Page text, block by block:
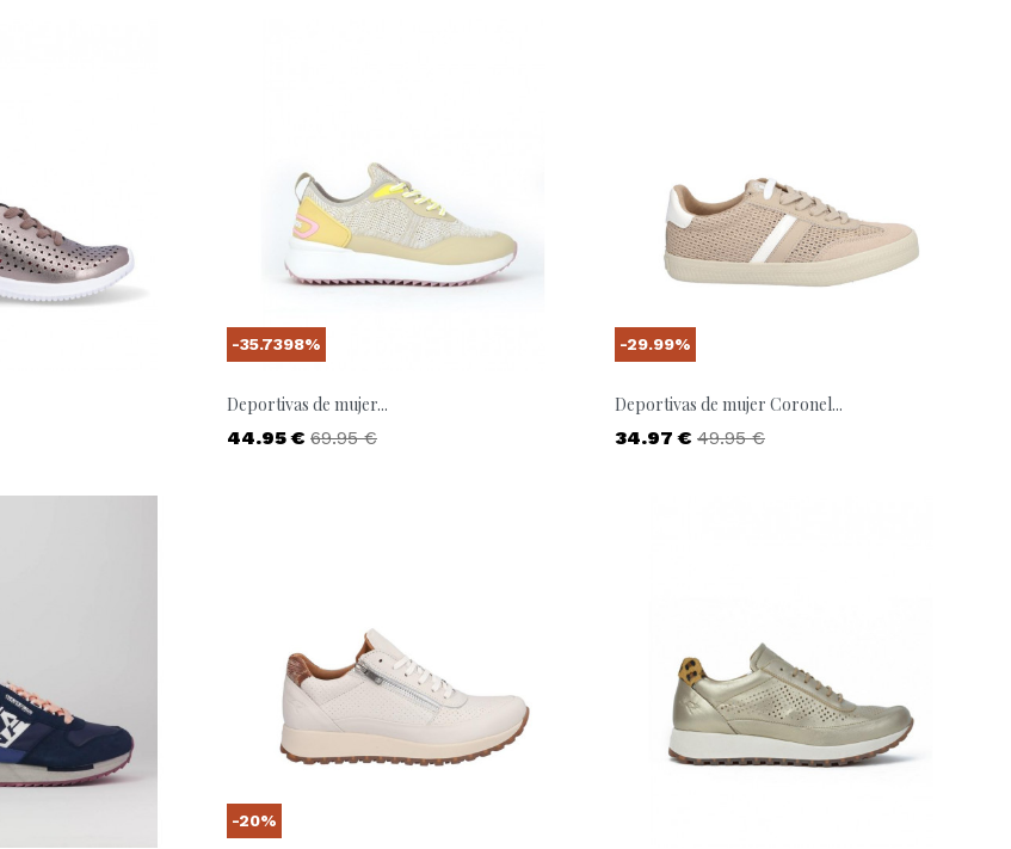
Deportivas de mujer...
Precio
44.95 € Precio base
69.95 €
-35.7398%
Deportivas de mujer Coronel...
Precio
34.97 € Precio base
49.95 €
-29.99%
-20%